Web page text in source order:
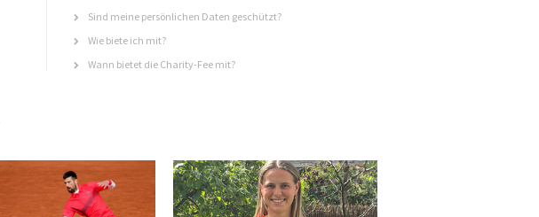
Sind meine persönlichen Daten geschützt?
Wie biete ich mit?
Wann bietet die Charity-Fee mit?